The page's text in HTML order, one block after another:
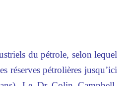
du pétrole, selon lequel
réserves pétrolières jusqu’ici